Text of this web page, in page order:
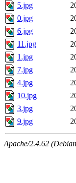
5.jpg
0.jpg
6.jpg
11.jpg
1.jpg
7.jpg
4.jpg
10.jpg
3.jpg
9.jpg
Apache/2.4.62